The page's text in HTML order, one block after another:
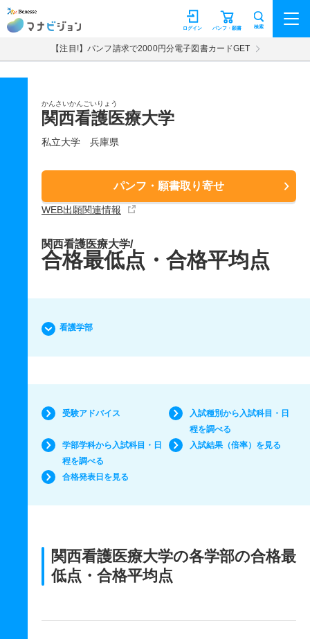
マナビジョン パンフ・願書
ログイン 検索
【注目!】パンフ請求で2000円分電子図書カードGET
かんさいかんごいりょう
関西看護医療大学
私立大学 兵庫県
パンフ・願書取り寄せ
WEB出願関連情報
関西看護医療大学/
合格最低点・合格平均点
看護学部
受験アドバイス
入試種別から入試科目・日
程を調べる
学部学科から入試科目・日
程を調べる
入試結果（倍率）を見る
合格発表日を見る
関西看護医療大学の各学部の合格最
低点・合格平均点